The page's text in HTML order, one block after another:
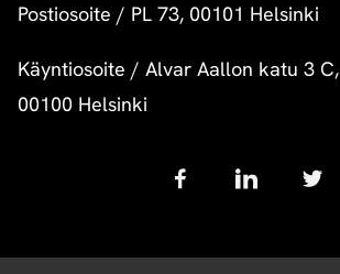
Postiosoite / PL 73, 00101 Helsinki
Käyntiosoite / Alvar Aallon katu 3 C,
00100 Helsinki